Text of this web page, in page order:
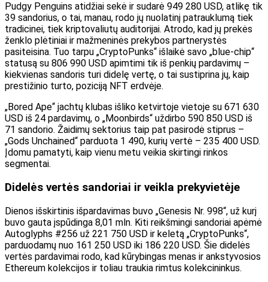
Pudgy Penguins atidžiai sekė ir sudarė 949 280 USD, atlikę tik
39 sandorius, o tai, manau, rodo jų nuolatinį patrauklumą tiek
tradicinei, tiek kriptovaliutų auditorijai. Atrodo, kad jų prekės
ženklo plėtiniai ir mažmeninės prekybos partnerystės
pasiteisina. Tuo tarpu „CryptoPunks“ išlaikė savo „blue-chip“
statusą su 806 990 USD apimtimi tik iš penkių pardavimų –
kiekvienas sandoris turi didelę vertę, o tai sustiprina jų, kaip
prestižinio turto, poziciją NFT erdvėje.
„Bored Ape“ jachtų klubas išliko ketvirtoje vietoje su 671 630
USD iš 24 pardavimų, o „Moonbirds“ uždirbo 590 850 USD iš
71 sandorio. Žaidimų sektorius taip pat pasirodė stiprus –
„Gods Unchained“ parduota 1 490, kurių vertė – 235 400 USD.
Įdomu pamatyti, kaip vienu metu veikia skirtingi rinkos
segmentai.
Didelės vertės sandoriai ir veikla prekyvietėje
Dienos išskirtinis išpardavimas buvo „Genesis Nr. 998“, už kurį
buvo gauta įspūdinga 8,01 mln. Kiti reikšmingi sandoriai apėmė
Autoglyphs #256 už 221 750 USD ir keletą „CryptoPunks“,
parduodamų nuo 161 250 USD iki 186 220 USD. Šie didelės
vertės pardavimai rodo, kad kūrybingas menas ir ankstyvosios
Ethereum kolekcijos ir toliau traukia rimtus kolekcininkus.